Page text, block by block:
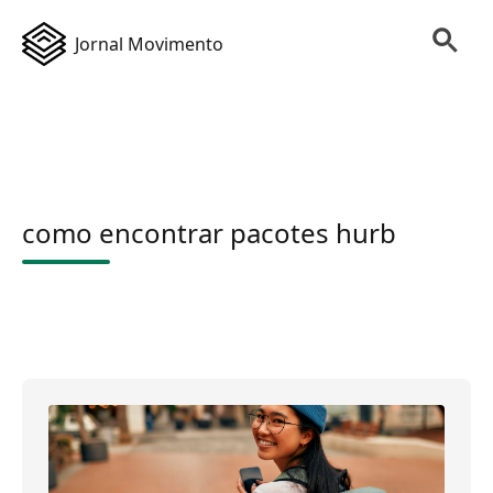
Jornal Movimento
como encontrar pacotes hurb